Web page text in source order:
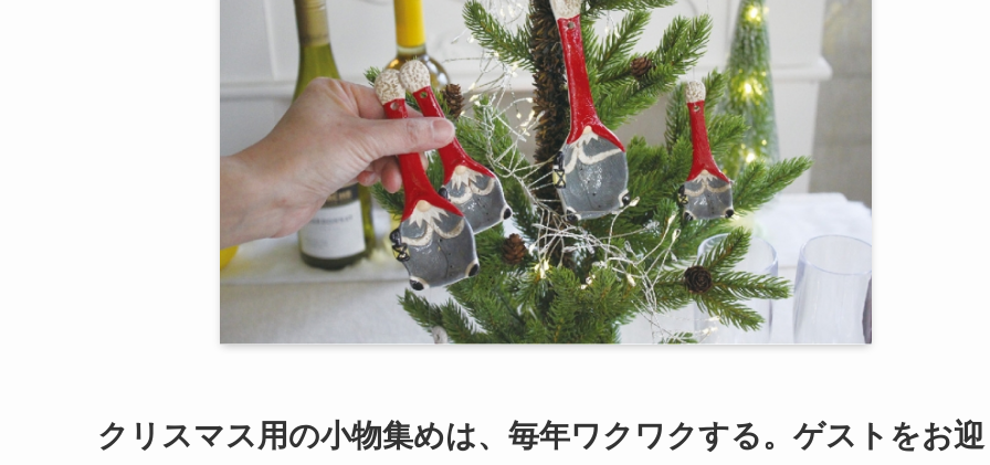
クリスマス用の小物集めは、毎年ワクワクする。ゲストをお迎